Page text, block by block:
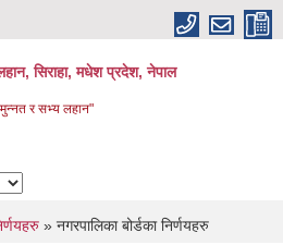
सिराहा, मधेश प्रदेश, नेपाल
र सभ्य लहान"
» नगरपालिका बोर्डका निर्णयहरु